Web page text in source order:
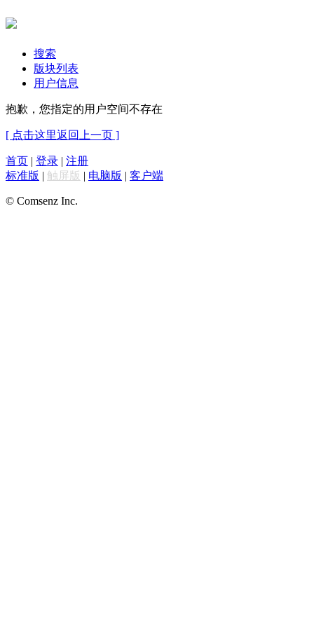
搜索
版块列表
用户信息
抱歉，您指定的用户空间不存在
[ 点击这里返回上一页 ]
首页 | 登录 | 注册
标准版 | 触屏版 | 电脑版 | 客户端
© Comsenz Inc.